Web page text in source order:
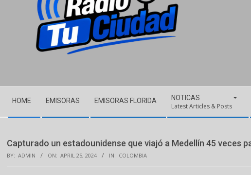
Navigation
Menu
HOME EMISORAS EMISORAS FLORIDA NOTICAS
Latest Articles & Posts
Capturado un estadounidense que viajó a Medellín 45 veces
BY: ADMIN ON: APRIL 25, 2024 IN: COLOMBIA